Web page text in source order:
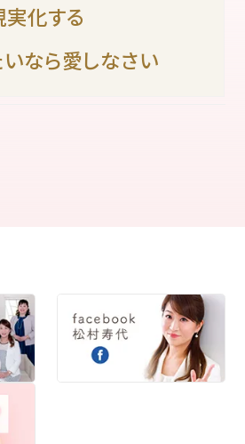
化する
なら愛しなさい